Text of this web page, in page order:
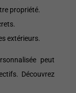
propriété.
extérieurs.
peut
Découvrez